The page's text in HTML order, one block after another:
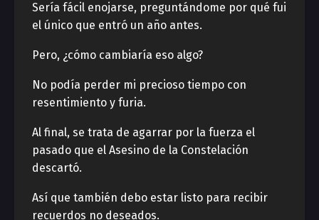
Sería fácil enojarse, preguntándome por qué fui
el único que entró un año antes.
Pero, ¿cómo cambiaría eso algo?
No podía perder mi precioso tiempo con
resentimiento y furia.
Al final, se trata de agarrar por la fuerza el
pasado que el Asesino de la Constelación
descartó.
Así que también debo estar listo para recibir
recuerdos no deseados.